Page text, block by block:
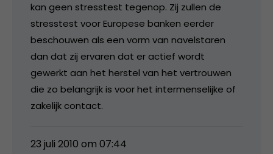
kan geen stresstest tegenop. Zij zullen de
stresstest voor Europese banken eerder
beschouwen als een vorm van navelstaren
dan dat zij ervaren dat er actief wordt
gewerkt aan het herstel van het vertrouwen
die zo belangrijk is voor het intermenselijke of
zakelijk contact.
23 juli 2010 om 07:44